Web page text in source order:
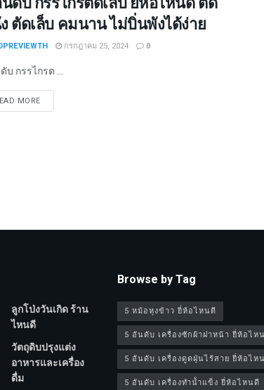
ตัดเล็บ คมนาน ไม่บิ่นพังได้ง่าย
กรกฎาคม 25, 2024 0
บ กรรไกรต ...
MOREDETAILS
ลูกโป่งวันเกิด ร้าน
ไหนดี
วัตถุดิบปรุงแต่ง
อาหารและเครื่อง
ดื่ม
Browse by Tag
5 หม้อหุงข้าว ยี่ห้อไหนดี
5 อันดับ เครื่องซักผ้าฝาหน้า ยี่ห้อไห
5 อันดับ เครื่องดูดฝุ่นไร้สาย ยี่ห้อไห
5 อันดับ เครื่องทำน้ำแข็ง ยี่ห้อไหนดี